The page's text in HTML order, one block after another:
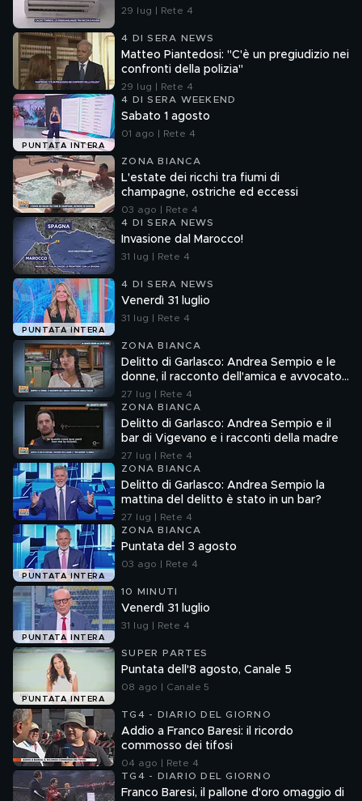
29 lug | Rete 4
4 DI SERA NEWS
Matteo Piantedosi: "C'è un pregiudizio nei
confronti della polizia"
29 lug | Rete 4
PUNTATA INTERA
4 DI SERA WEEKEND
Sabato 1 agosto
01 ago | Rete 4
ZONA BIANCA
L'estate dei ricchi tra fiumi di
champagne, ostriche ed eccessi
03 ago | Rete 4
4 DI SERA NEWS
Invasione dal Marocco!
31 lug | Rete 4
PUNTATA INTERA
4 DI SERA NEWS
Venerdì 31 luglio
31 lug | Rete 4
ZONA BIANCA
Delitto di Garlasco: Andrea Sempio e le
donne, il racconto dell'amica e avvocato
Angela Taccia
27 lug | Rete 4
ZONA BIANCA
Delitto di Garlasco: Andrea Sempio e il
bar di Vigevano e i racconti della madre
27 lug | Rete 4
ZONA BIANCA
Delitto di Garlasco: Andrea Sempio la
mattina del delitto è stato in un bar?
27 lug | Rete 4
PUNTATA INTERA
ZONA BIANCA
Puntata del 3 agosto
03 ago | Rete 4
PUNTATA INTERA
10 MINUTI
Venerdì 31 luglio
31 lug | Rete 4
PUNTATA INTERA
SUPER PARTES
Puntata dell'8 agosto, Canale 5
08 ago | Canale 5
TG4 - DIARIO DEL GIORNO
Addio a Franco Baresi: il ricordo
commosso dei tifosi
04 ago | Rete 4
TG4 - DIARIO DEL GIORNO
Franco Baresi, il pallone d'oro omaggio di